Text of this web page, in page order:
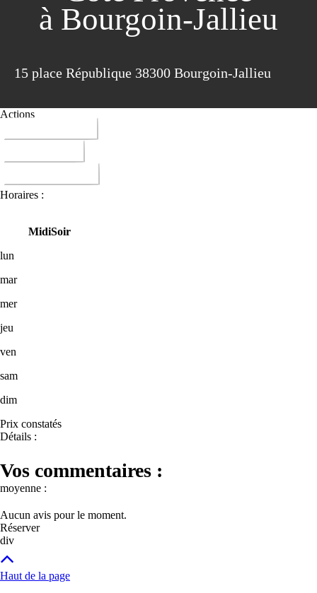
à Bourgoin-Jallieu
15 place République 38300 Bourgoin-Jallieu
Actions
Horaires :
MidiSoir
lun
mar
mer
jeu
ven
sam
dim
Prix constatés
Détails :
Vos commentaires :
moyenne :
Aucun avis pour le moment.
Réserver
div
Haut de la page